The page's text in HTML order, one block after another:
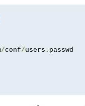
/conf/users .